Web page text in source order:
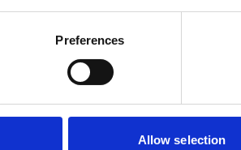
Preferences
Allow selection